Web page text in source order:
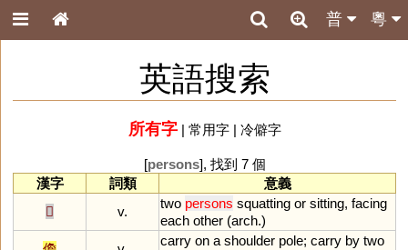
粵
普
英語搜索
所有字| 常用字| 冷僻字
[persons], 找到 7 個
漢字
詞類
意義
𠨍
v.
two persons squatting or sitting, facing
each other (arch.)
carry on a shoulder pole; carry by two